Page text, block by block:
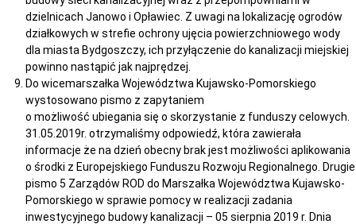
dzielnicach Janowo i Opławiec. Z uwagi na lokalizację ogrodów
działkowych w strefie ochrony ujęcia powierzchniowego wody
dla miasta Bydgoszczy, ich przyłączenie do kanalizacji miejskiej
powinno nastąpić jak najprędzej.
Do wicemarszałka Województwa Kujawsko-Pomorskiego
wystosowano pismo z zapytaniem
o możliwość ubiegania się o skorzystanie z funduszy celowych.
31.05.2019r. otrzymaliśmy odpowiedź, która zawierała
informacje że na dzień obecny brak jest możliwości aplikowania
o środki z Europejskiego Funduszu Rozwoju Regionalnego. Drugie
pismo 5 Zarządów ROD do Marszałka Województwa Kujawsko-
Pomorskiego w sprawie pomocy w realizacji zadania
inwestycyjnego budowy kanalizacji – 05 sierpnia 2019 r. Dnia